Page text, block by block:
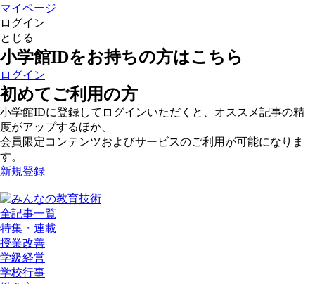
マイページ
ログイン
とじる
小学館IDをお持ちの方はこちら
ログイン
初めてご利用の方
小学館IDに登録してログインいただくと、オススメ記事の精
度がアップするほか、
会員限定コンテンツおよびサービスのご利用が可能になりま
す。
新規登録
全記事一覧
特集・連載
授業改善
学級経営
学校行事